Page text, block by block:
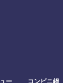
ー コンビニ鍋